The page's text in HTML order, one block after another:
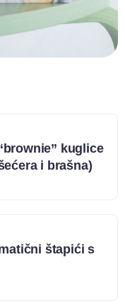
kuglice
i brašna)
štapići s